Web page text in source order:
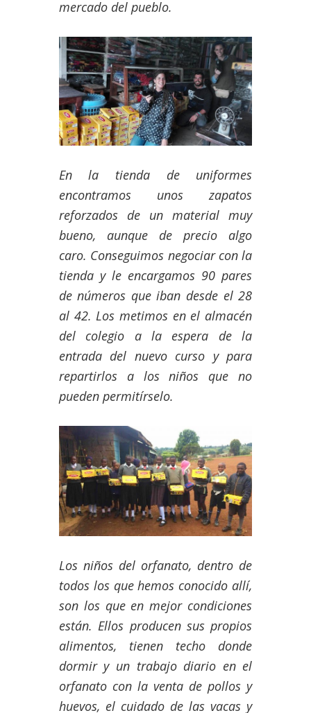
mercado del pueblo.
En la tienda de uniformes
encontramos unos zapatos
reforzados de un material muy
bueno, aunque de precio algo
caro. Conseguimos negociar con la
tienda y le encargamos 90 pares
de números que iban desde el 28
al 42. Los metimos en el almacén
del colegio a la espera de la
entrada del nuevo curso y para
repartirlos a los niños que no
pueden permitírselo.
Los niños del orfanato, dentro de
todos los que hemos conocido allí,
son los que en mejor condiciones
están. Ellos producen sus propios
alimentos, tienen techo donde
dormir y un trabajo diario en el
orfanato con la venta de pollos y
huevos, el cuidado de las vacas y